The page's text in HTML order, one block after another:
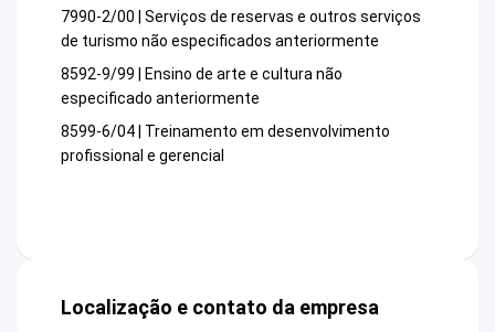
7990-2/00 | Serviços de reservas e outros serviços
de turismo não especificados anteriormente
8592-9/99 | Ensino de arte e cultura não
especificado anteriormente
8599-6/04 | Treinamento em desenvolvimento
profissional e gerencial
Localização e contato da empresa